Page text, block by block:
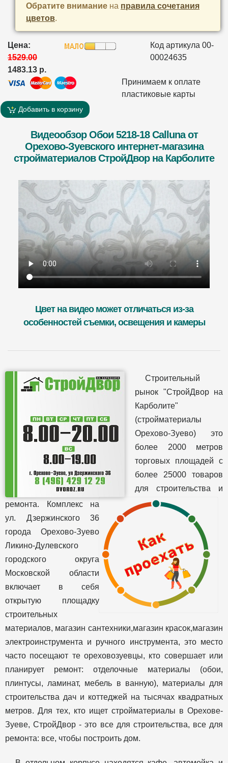
Обратите внимание на правила сочетания
цветов.
Цена:
1529.00
1483.13 р.
Код артикула 00-
00024635
Принимаем к оплате
пластиковые карты
Добавить в корзину
Видеообзор Обои 5218-18 Calluna от
Орехово-Зуевского интернет-магазина
стройматериалов СтройДвор на Карболите
Цвет на видео может отличаться из-за
особенностей съемки, освещения и камеры
Строительный
рынок "СтройДвор на
Карболите"
(стройматериалы
Орехово-Зуево) это
более 2000 метров
торговых площадей с
более 25000 товаров
для строительства и
ремонта. Комплекс на
ул. Дзержинского 36
города Орехово-Зуево
Ликино-Дулевского
городского округа
Московской области
включает в себя
открытую площадку
строительных
материалов, магазин сантехники,магазин красок,магазин
электроинструмента и ручного инструмента, это место
часто посещают те ореховозуевцы, кто совершает или
планирует ремонт: отделочные материалы (обои,
плинтусы, ламинат, мебель в ванную), материалы для
строительства дач и коттеджей на тысячах квадратных
метров. Для тех, кто ищет стройматериалы в Орехове-
Зуеве, СтройДвор - это все для строительства, все для
ремонта: все, чтобы построить дом.